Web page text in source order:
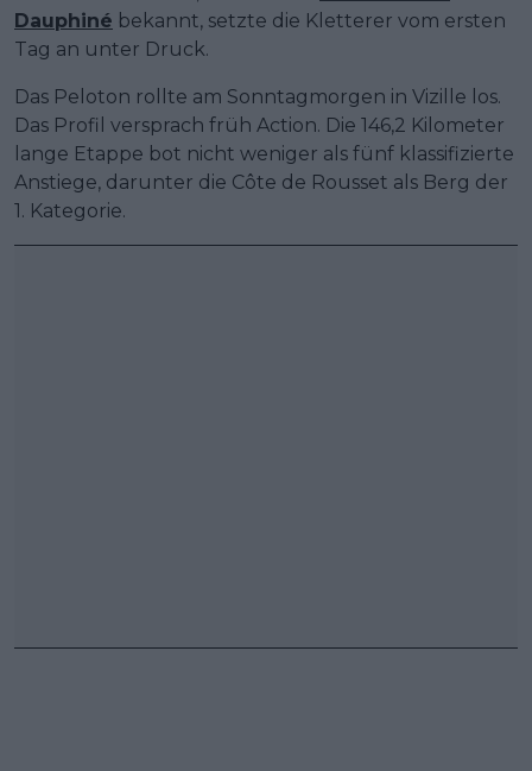
Dauphiné bekannt, setzte die Kletterer vom ersten
Tag an unter Druck.
Das Peloton rollte am Sonntagmorgen in Vizille los.
Das Profil versprach früh Action. Die 146,2 Kilometer
lange Etappe bot nicht weniger als fünf klassifizierte
Anstiege, darunter die Côte de Rousset als Berg der
1. Kategorie.